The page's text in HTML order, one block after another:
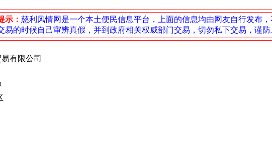
示： 慈利风情网是一个本土便民信息平台，上面的信息均由网友自行发布
易的时候自己审辨真假，并到政府相关权威部门交易，切勿私下交易，谨防
有限公司
城区